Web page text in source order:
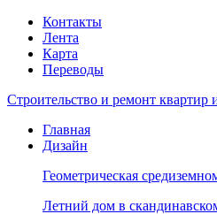
Контакты
Лента
Карта
Переводы
Строительство и ремонт квартир
Главная
Дизайн
Геометрическая
Летний дом в